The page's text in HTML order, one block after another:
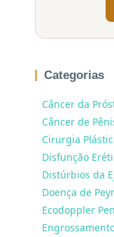
Categorias
Câncer da
Câncer de
Cirurgia
Disfunção
Distúrbios da
Doença de
Ecodoppler